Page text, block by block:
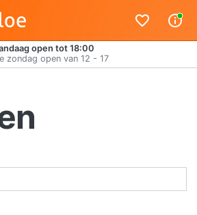
open tot 18:00
zondag open van 12 - 17